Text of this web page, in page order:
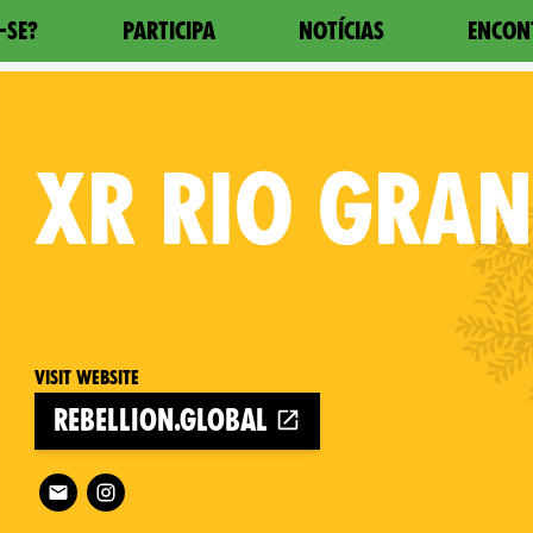
SE? PARTICIPA NOTÍCIAS
XR RIO
Visit website
rebellion.global
Follow XR Rio Grande do Sul on